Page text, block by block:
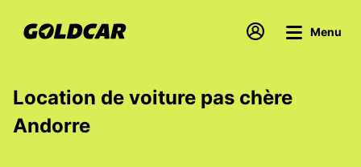
Menu
Location de voiture pas chère
Andorre